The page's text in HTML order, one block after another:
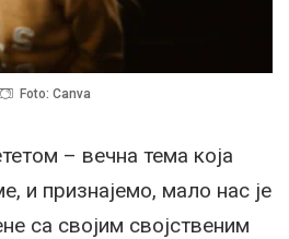
Foto: Canva
– вечна тема која
и признајемо, мало нас је
са својим својственим